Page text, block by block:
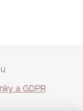
a GDPR